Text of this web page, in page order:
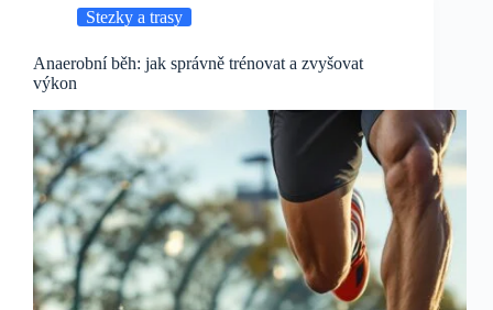
Stezky a trasy
Anaerobní běh: jak správně trénovat a zvyšovat
výkon